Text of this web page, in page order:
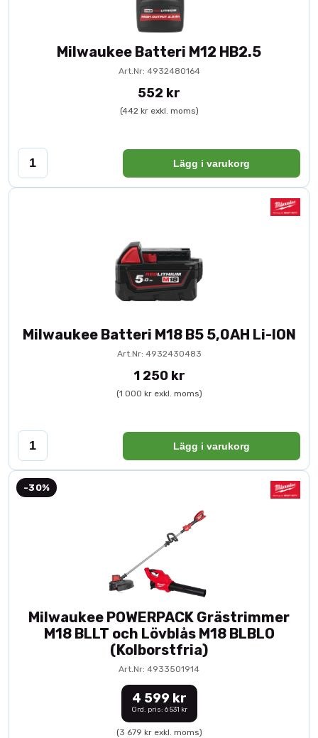
Milwaukee Batteri M12 HB2.5
Art.Nr: 4932480164
552 kr
(442 kr exkl. moms)
Lägg i varukorg
Milwaukee Batteri M18 B5 5,0AH Li-ION
Art.Nr: 4932430483
1 250 kr
(1 000 kr exkl. moms)
Lägg i varukorg
-30%
Milwaukee POWERPACK Grästrimmer
M18 BLLT och Lövblås M18 BLBLO
(Kolborstfria)
Art.Nr: 4933501914
4 599 kr
Ord. pris: 6 531 kr
(3 679 kr exkl. moms)